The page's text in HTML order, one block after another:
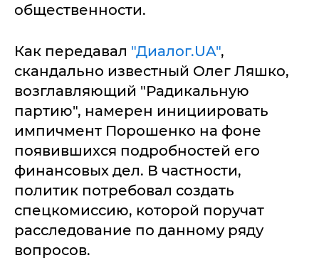
общественности.
Как передавал "Диалог.UA",
скандально известный Олег Ляшко,
возглавляющий "Радикальную
партию", намерен инициировать
импичмент Порошенко на фоне
появившихся подробностей его
финансовых дел. В частности,
политик потребовал создать
спецкомиссию, которой поручат
расследование по данному ряду
вопросов.